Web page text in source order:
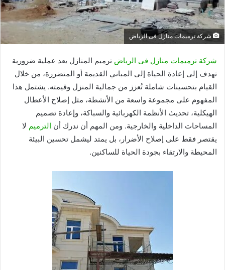
شركة ترميمات منازل فى الرياض
شركة ترميمات منازل فى الرياض ترميم المنازل يعد عملية ضرورية
تهدف إلى إعادة الحياة إلى المباني القديمة أو المتضررة، من خلال
القيام بتحسينات شاملة تُعزز من جمالية المنزل وقيمته. يشتمل هذا
المفهوم على مجموعة واسعة من الأنشطة، مثل إصلاح الأعطال
الهيكلية، تحديث الأنظمة الكهربائية والسباكة، وإعادة تصميم
المساحات الداخلية والخارجية. ومن المهم أن ندرك أن الترميم لا
يقتصر فقط على إصلاح الأضرار، بل يمتد ليشمل تحسين البيئة
المحيطة والارتقاء بجودة الحياة للساكنين.